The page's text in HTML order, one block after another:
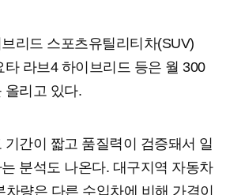
리드 스포츠유틸리티차(SUV)
타 라브4 하이브리드 등은 월 300
올리고 있다.
간이 짧고 품질력이 검증돼서 일
분석도 나온다. 대구지역 자동차
량은 다른 수입차에 비해 가격이